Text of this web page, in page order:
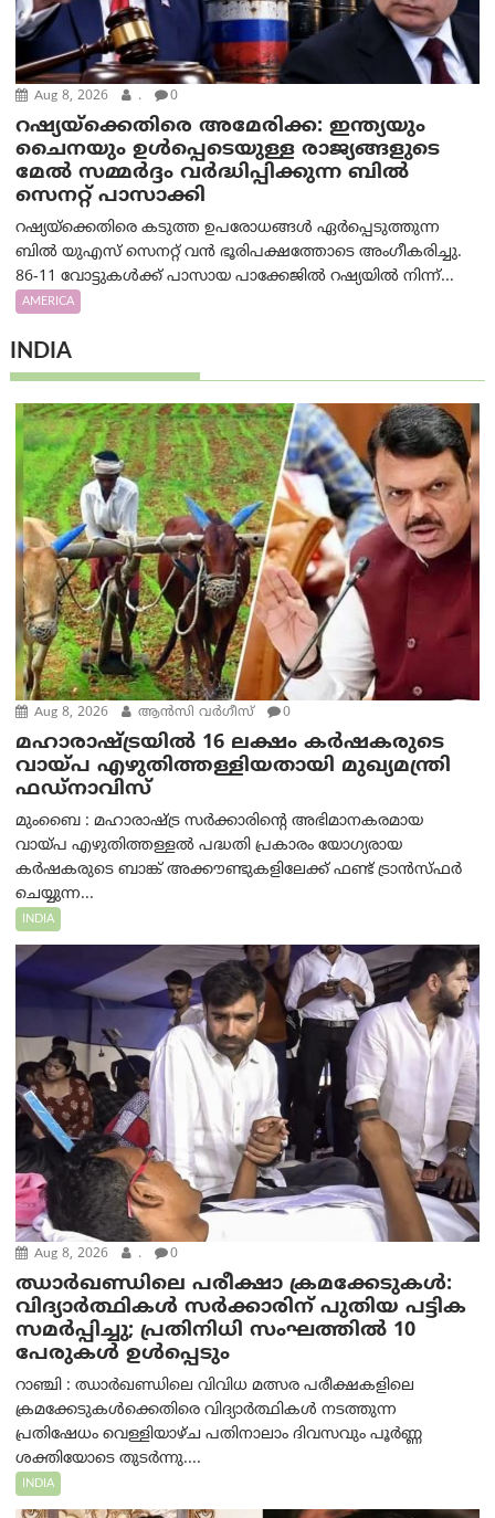
Aug 8, 2026 . 0
റഷ്യയ്‌ക്കെതിരെ അമേരിക്ക: ഇന്ത്യയും
ചൈനയും ഉൾപ്പെടെയുള്ള രാജ്യങ്ങളുടെ
മേൽ സമ്മർദ്ദം വർദ്ധിപ്പിക്കുന്ന ബിൽ
സെനറ്റ് പാസാക്കി
റഷ്യയ്‌ക്കെതിരെ കടുത്ത ഉപരോധങ്ങൾ ഏർപ്പെടുത്തുന്ന
ബിൽ യുഎസ് സെനറ്റ് വൻ ഭൂരിപക്ഷത്തോടെ അംഗീകരിച്ചു.
86-11 വോട്ടുകൾക്ക് പാസായ പാക്കേജിൽ റഷ്യയിൽ നിന്ന്...
AMERICA
INDIA
Aug 8, 2026 ആന്‍സി വര്‍ഗീസ് 0
മഹാരാഷ്ട്രയിൽ 16 ലക്ഷം കർഷകരുടെ
വായ്പ എഴുതിത്തള്ളിയതായി മുഖ്യമന്ത്രി
ഫഡ്‌നാവിസ്
മുംബൈ : മഹാരാഷ്ട്ര സർക്കാരിന്റെ അഭിമാനകരമായ
വായ്പ എഴുതിത്തള്ളൽ പദ്ധതി പ്രകാരം യോഗ്യരായ
കർഷകരുടെ ബാങ്ക് അക്കൗണ്ടുകളിലേക്ക് ഫണ്ട് ട്രാൻസ്ഫർ
ചെയ്യുന്ന...
INDIA
Aug 8, 2026 . 0
ഝാര്‍ഖണ്ഡിലെ പരീക്ഷാ ക്രമക്കേടുകള്‍:
വിദ്യാർത്ഥികൾ സർക്കാരിന് പുതിയ പട്ടിക
സമർപ്പിച്ചു; പ്രതിനിധി സംഘത്തിൽ 10
പേരുകൾ ഉൾപ്പെടും
റാഞ്ചി : ഝാർഖണ്ഡിലെ വിവിധ മത്സര പരീക്ഷകളിലെ
ക്രമക്കേടുകൾക്കെതിരെ വിദ്യാർത്ഥികൾ നടത്തുന്ന
പ്രതിഷേധം വെള്ളിയാഴ്ച പതിനാലാം ദിവസവും പൂർണ്ണ
ശക്തിയോടെ തുടർന്നു....
INDIA